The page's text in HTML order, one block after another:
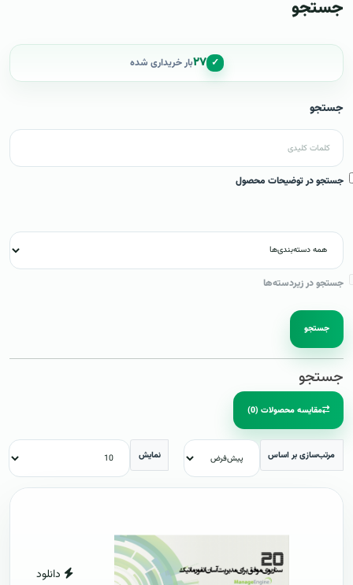
جستجو
✓ ۲۷بار خریداری شده
جستجو
جستجو در توضیحات محصول
جستجو در زیردسته‌ها
جستجو
جستجو
مقایسه محصولات (0)
مرتب‌سازی بر اساس نمایش
دانلود